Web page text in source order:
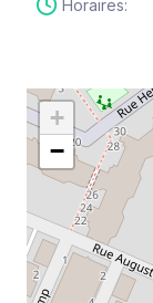
Horaires:
+
−